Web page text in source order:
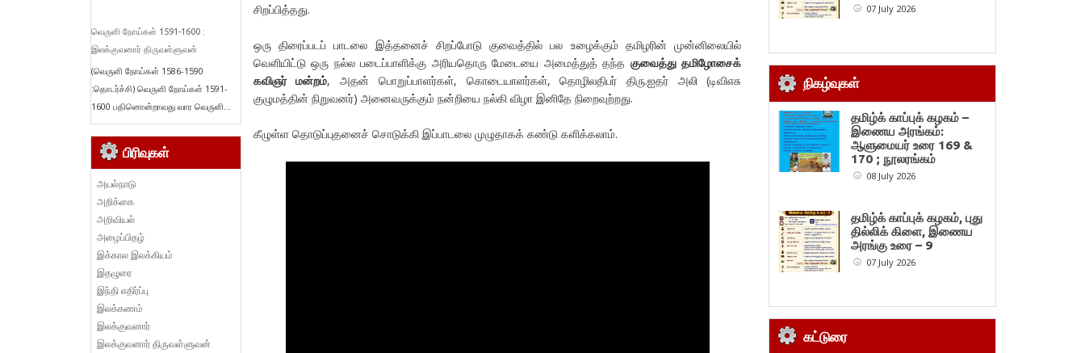
சிறப்பித்தது.
ஒரு திரைப்படப் பாடலை இத்தனைச் சிறப்போடு குவைத்தில் பல உழைக்கும் தமிழரின் முன்னிலையில்
வெளியிட்டு ஒரு நல்ல படைப்பாளிக்கு அரியதொரு மேடையை அமைத்துத் தந்த குவைத்து தமிழோசைக்
கவிஞர் மன்றம், அதன் பொறுப்பாளர்கள், கொடையாளர்கள், தொழிலதிபர் திரு.ஐதர் அலி (டிவிஎசு
குழுமத்தின் நிறுவனர்) அனைவருக்கும் நன்றியை நல்கி விழா இனிதே நிறைவுற்றது.
கீழுள்ள தொடுப்புதனைச் சொடுக்கி இப்பாடலை முழுதாகக் கண்டு களிக்கலாம்.
வெருளி நோய்கள் 1591-1600 :
இலக்குவனார் திருவள்ளுவன்
(வெருளி நோய்கள் 1586-1590
:தொடர்ச்சி) வெருளி நோய்கள் 1591-
1600 பதினொன்றாவது வார வெருளி...
பிரிவுகள்
அயல்நாடு
அறிக்கை
அறிவியல்
அழைப்பிதழ்
இக்கால இலக்கியம்
இதழுரை
இந்தி எதிர்ப்பு
இலக்கணம்
இலக்குவனார்
இலக்குவனார் திருவள்ளுவன்
07 July 2026
நிகழ்வுகள்
தமிழ்க் காப்புக் கழகம் –
இணைய அரங்கம்:
ஆளுமையர் உரை 169 &
170 ; நூலரங்கம்
08 July 2026
தமிழ்க் காப்புக் கழகம், புது
தில்லிக் கிளை, இணைய
அரங்கு உரை – 9
07 July 2026
கட்டுரை